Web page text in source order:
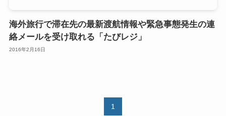
海外旅行で滞在先の最新渡航情報や緊急事態発生の連
絡メールを受け取れる「たびレジ」
2016年2月16日
1